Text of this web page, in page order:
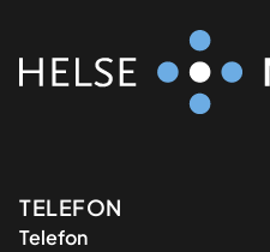
TELEFON
Telefon